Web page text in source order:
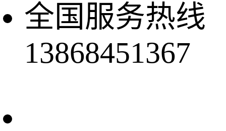
全国服务热线
13868451367